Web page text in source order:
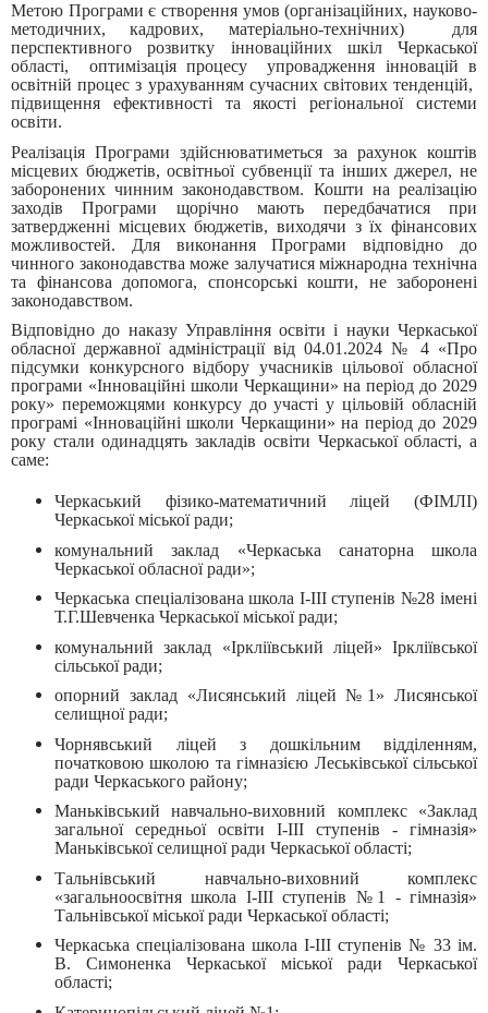
Метою Програми є створення умов (організаційних, науково-
методичних, кадрових, матеріально-технічних) для
перспективного розвитку інноваційних шкіл Черкаської
області, оптимізація процесу упровадження інновацій в
освітній процес з урахуванням сучасних світових тенденцій,
підвищення ефективності та якості регіональної системи
освіти.
Реалізація Програми здійснюватиметься за рахунок коштів
місцевих бюджетів, освітньої субвенції та інших джерел, не
заборонених чинним законодавством. Кошти на реалізацію
заходів Програми щорічно мають передбачатися при
затвердженні місцевих бюджетів, виходячи з їх фінансових
можливостей. Для виконання Програми відповідно до
чинного законодавства може залучатися міжнародна технічна
та фінансова допомога, спонсорські кошти, не заборонені
законодавством.
Відповідно до наказу Управління освіти і науки Черкаської
обласної державної адміністрації від 04.01.2024 № 4 «Про
підсумки конкурсного відбору учасників цільової обласної
програми «Інноваційні школи Черкащини» на період до 2029
року» переможцями конкурсу до участі у цільовій обласній
програмі «Інноваційні школи Черкащини» на період до 2029
року стали одинадцять закладів освіти Черкаської області, а
саме:
Черкаський фізико-математичний ліцей (ФІМЛІ)
Черкаської міської ради;
комунальний заклад «Черкаська санаторна школа
Черкаської обласної ради»;
Черкаська спеціалізована школа І-ІІІ ступенів №28 імені
Т.Г.Шевченка Черкаської міської ради;
комунальний заклад «Іркліївський ліцей» Іркліївської
сільської ради;
опорний заклад «Лисянський ліцей №1» Лисянської
селищної ради;
Чорнявський ліцей з дошкільним відділенням,
початковою школою та гімназією Леськівської сільської
ради Черкаського району;
Маньківський навчально-виховний комплекс «Заклад
загальної середньої освіти І-ІІІ ступенів - гімназія»
Маньківської селищної ради Черкаської області;
Тальнівський навчально-виховний комплекс
«загальноосвітня школа І-ІІІ ступенів №1 - гімназія»
Тальнівської міської ради Черкаської області;
Черкаська спеціалізована школа І-ІІІ ступенів № 33 ім.
В. Симоненка Черкаської міської ради Черкаської
області;